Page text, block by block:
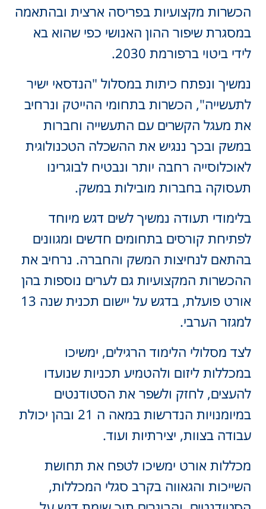
הכשרות מקצועיות בפריסה ארצית ובהתאמה
במסגרת שיפור ההון האנושי כפי שהוא בא
לידי ביטוי ברפורמת 2030.
נמשיך ונפתח כיתות במסלול "הנדסאי ישיר
לתעשייה", הכשרות בתחומי ההייטק ונרחיב
את מעגל הקשרים עם התעשייה וחברות
במשק ובכך ננגיש את ההשכלה הטכנולוגית
לאוכלוסייה רחבה יותר ונבטיח לבוגרינו
תעסוקה בחברות מובילות במשק.
בלימודי תעודה נמשיך לשים דגש מיוחד
לפתיחת קורסים בתחומים חדשים ומגוונים
בהתאם לנחיצות המשק והחברה. נרחיב את
ההכשרות המקצועיות גם לערים נוספות בהן
אורט פועלת, בדגש על יישום תכנית שנה 13
למגזר הערבי.
לצד מסלולי הלימוד הרגילים, ימשיכו
במכללות ליזום ולהטמיע תכניות שנועדו
להעצים, לחזק ולשפר את הסטודנטים
במיומנויות הנדרשות במאה ה 21 ובהן יכולת
עבודה בצוות, יצירתיות ועוד.
מכללות אורט ימשיכו לטפח את תחושת
השייכות והגאווה בקרב סגלי המכללות,